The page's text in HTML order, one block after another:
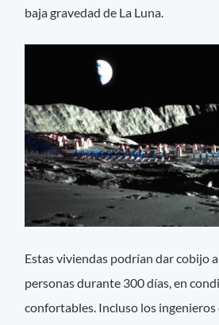
baja gravedad de La Luna.
Estas viviendas podrían dar cobijo
personas durante 300 días, en
confortables. Incluso los ingenieros